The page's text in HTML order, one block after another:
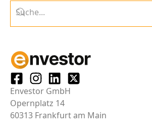
Envestor GmbH
Opernplatz 14
60313 Frankfurt am Main